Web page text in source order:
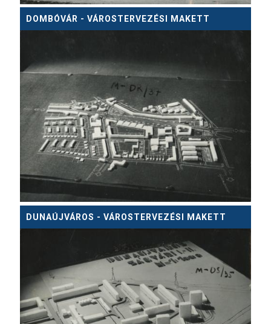
DOMBÓVÁR - VÁROSTERVEZÉSI MAKETT
DUNAÚJVÁROS - VÁROSTERVEZÉSI MAKETT